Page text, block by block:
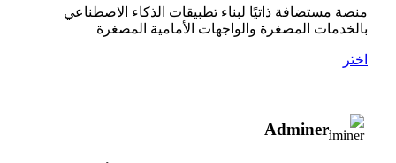
منصة مستضافة ذاتيًا لبناء تطبيقات الذكاء الاصطناعي
بالخدمات المصغرة والواجهات الأمامية المصغرة
اختر
Adminer